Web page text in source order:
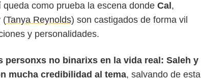
como prueba la escena donde Cal ,
(Tanya Reynolds) son castigados de forma vil
y personalidades.
personxs no binarixs en la vida real: Saleh y
mucha credibilidad al tema, salvando de esta